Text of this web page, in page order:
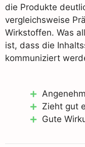
die Produkte
vergleichsweise
Wirkstoffen. Was
ist, dass die
kommuniziert
Zieht gut
Gute